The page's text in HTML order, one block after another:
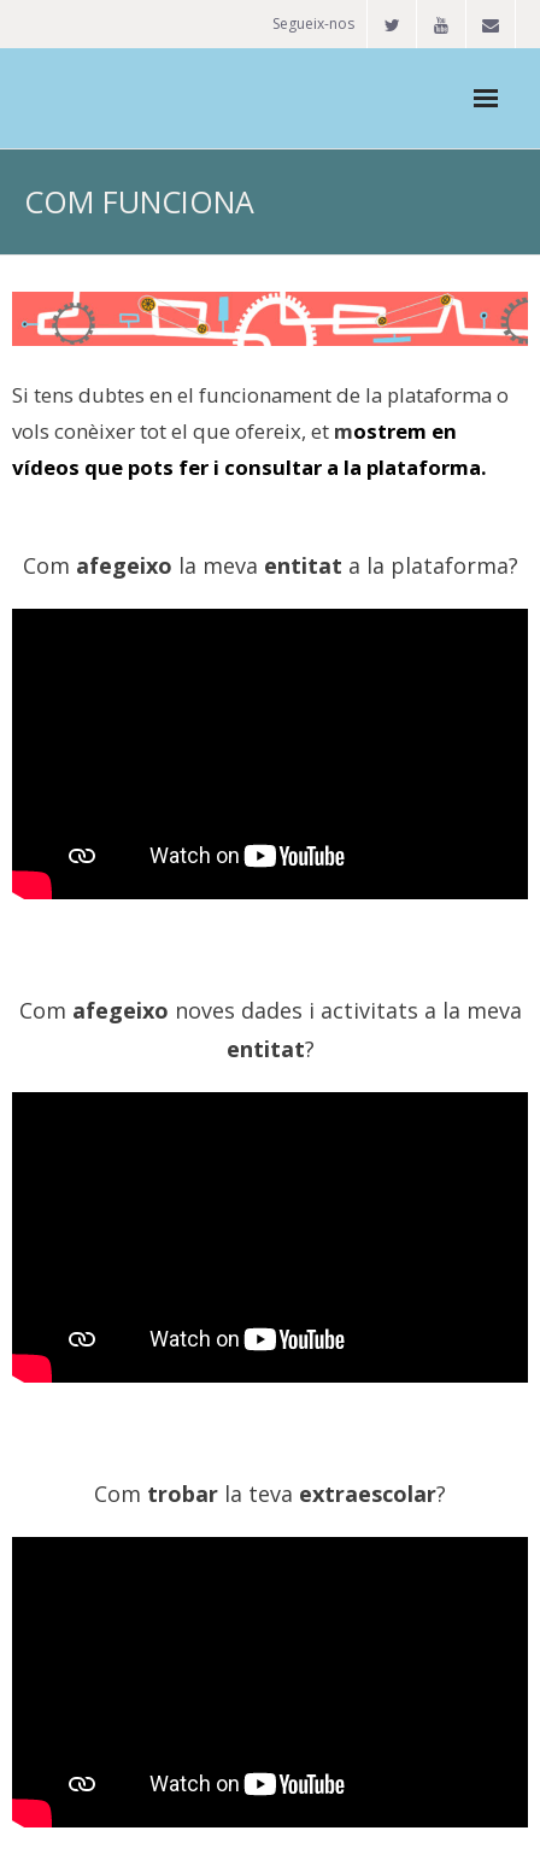
Segueix-nos
Més detalls
Espais
Usuaris
Contacteu
COM FUNCIONA
Si tens dubtes en el funcionament de la plataforma o
vols conèixer tot el que ofereix, et mostrem en
vídeos que pots fer i consultar a la plataforma.
Com afegeixo la meva entitat a la plataforma?
Com afegeixo noves dades i activitats a la meva
entitat?
Com trobar la teva extraescolar?